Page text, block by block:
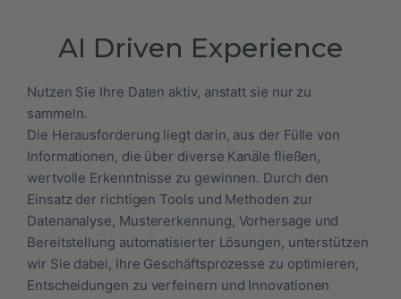
AI Driven Experience
Nutzen Sie Ihre Daten aktiv, anstatt sie nur zu
sammeln.
Die Herausforderung liegt darin, aus der Fülle von
Informationen, die über diverse Kanäle fließen,
wertvolle Erkenntnisse zu gewinnen. Durch den
Einsatz der richtigen Tools und Methoden zur
Datenanalyse, Mustererkennung, Vorhersage und
Bereitstellung automatisierter Lösungen, unterstützen
wir Sie dabei, Ihre Geschäftsprozesse zu optimieren,
Entscheidungen zu verfeinern und Innovationen